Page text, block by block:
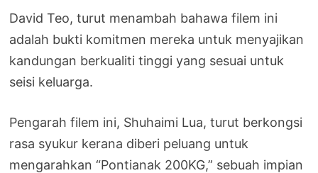
David Teo, turut menambah bahawa filem ini
adalah bukti komitmen mereka untuk menyajikan
kandungan berkualiti tinggi yang sesuai untuk
seisi keluarga.
Pengarah filem ini, Shuhaimi Lua, turut berkongsi
rasa syukur kerana diberi peluang untuk
mengarahkan “Pontianak 200KG,” sebuah impian